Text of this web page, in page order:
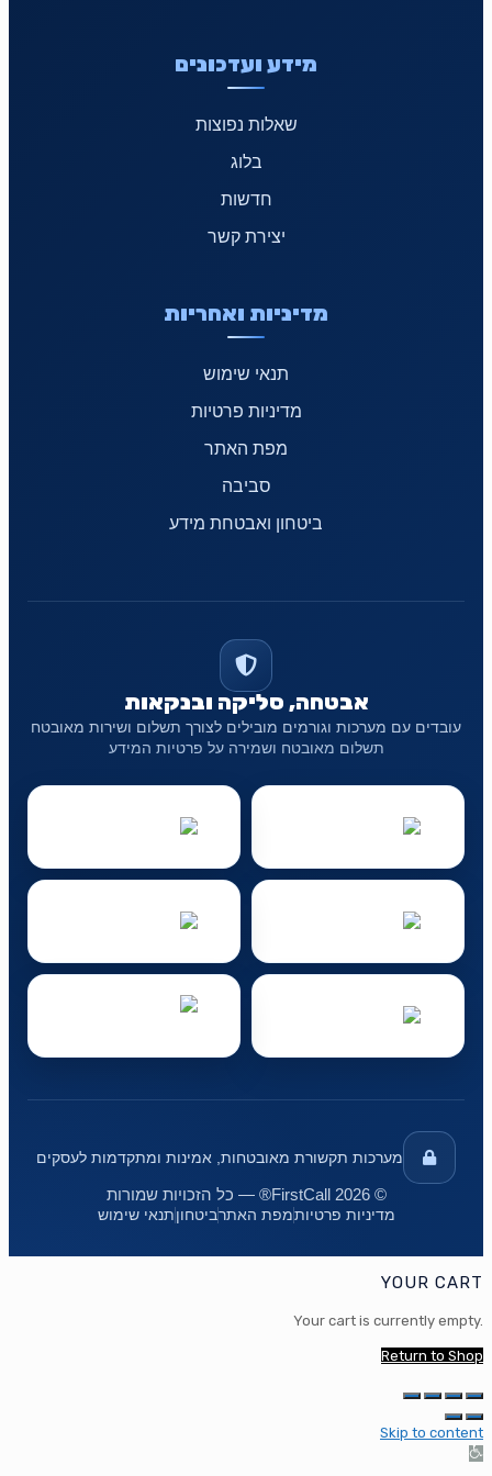
מידע ועדכונים
שאלות נפוצות
בלוג
חדשות
יצירת קשר
מדיניות ואחריות
תנאי שימוש
מדיניות פרטיות
מפת האתר
סביבה
ביטחון ואבטחת מידע
אבטחה, סליקה ובנקאות
עובדים עם מערכות וגורמים מובילים לצורך תשלום ושירות מאובטח
תשלום מאובטח ושמירה על פרטיות המידע
מערכות תקשורת מאובטחות, אמינות ומתקדמות לעסקים
© 2026 FirstCall® — כל הזכויות שמורות
מדיניות פרטיותמפת האתרביטחוןתנאי שימוש
YOUR CART
Your cart is currently empty.
Return to Shop
Skip to content